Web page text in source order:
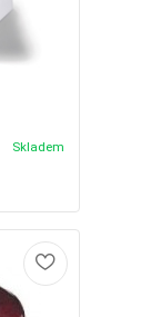
Skladem